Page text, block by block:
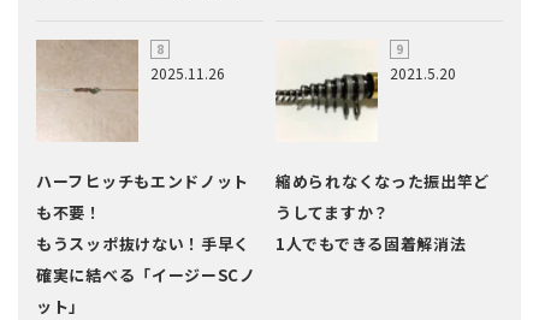
2025.11.26
ハーフヒッチもエンドノット
も不要！
もうスッポ抜けない！手早く
確実に結べる「イージーSCノ
ット」
2021.5.20
縮められなくなった振出竿ど
うしてますか？
1人でもできる固着解消法